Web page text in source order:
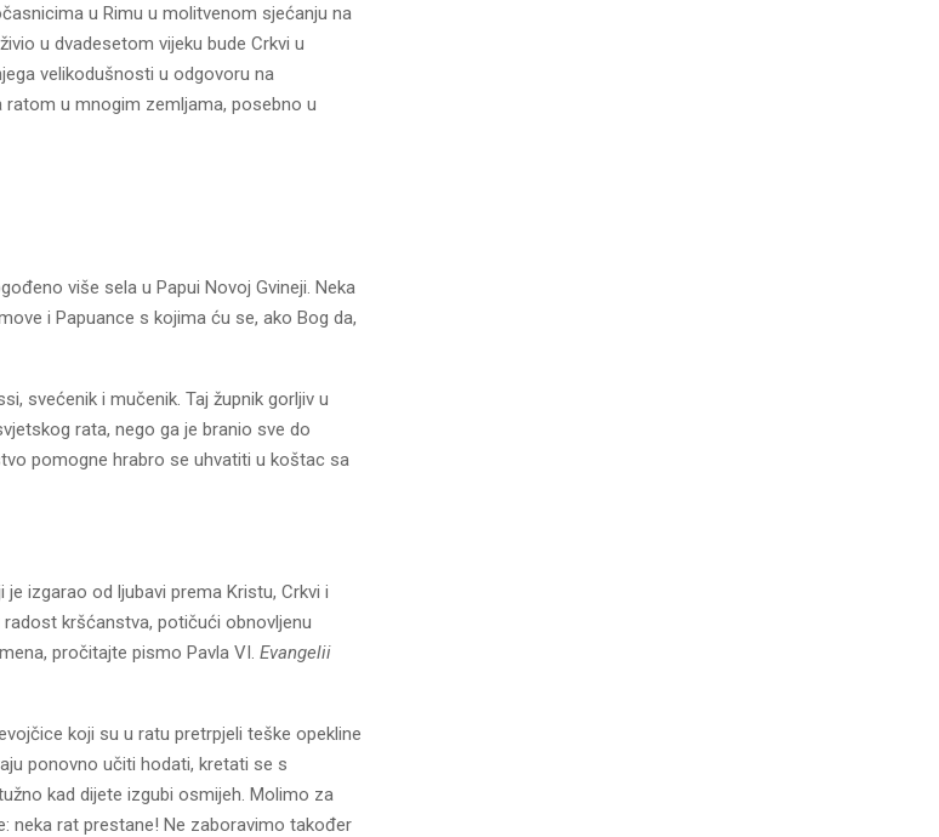
u Rimu u molitvenom sjećanju na
u dvadesetom vijeku bude Crkvi u
velikodušnosti u odgovoru na
u mnogim zemljama, posebno u
više sela u Papui Novoj Gvineji. Neka
i Papuance s kojima ću se, ako Bog da,
svećenik i mučenik. Taj župnik gorljiv u
rata, nego ga je branio sve do
pomogne hrabro se uhvatiti u koštac sa
izgarao od ljubavi prema Kristu, Crkvi i
kršćanstva, potičući obnovljenu
pročitajte pismo Pavla VI. Evangelii
koji su u ratu pretrpjeli teške opekline
ponovno učiti hodati, kretati se s
kad dijete izgubi osmijeh. Molimo za
neka rat prestane! Ne zaboravimo također